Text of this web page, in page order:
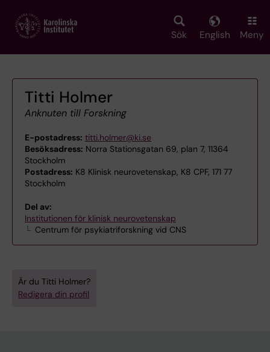
main
Sök English Meny
Titti Holmer
Anknuten till Forskning
E-postadress: titti.holmer@ki.se
Besöksadress: Norra Stationsgatan 69, plan 7, 11364
Stockholm
Postadress: K8 Klinisk neurovetenskap, K8 CPF, 171 77
Stockholm
Del av:
Institutionen för klinisk neurovetenskap
Centrum för psykiatriforskning vid CNS
Är du Titti Holmer?
Redigera din profil